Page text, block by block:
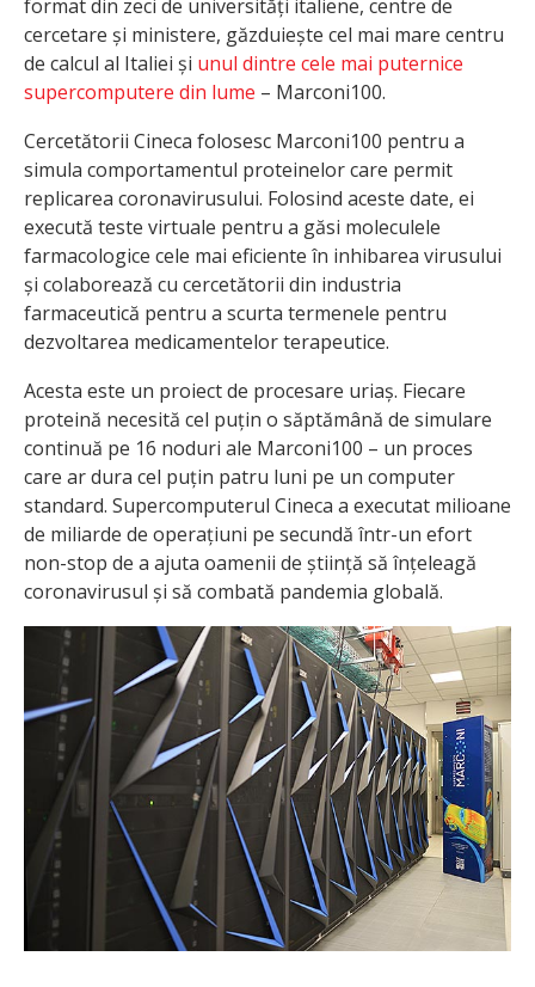
format din zeci de universități italiene, centre de
cercetare și ministere, găzduiește cel mai mare centru
de calcul al Italiei și unul dintre cele mai puternice
supercomputere din lume – Marconi100.
Cercetătorii Cineca folosesc Marconi100 pentru a
simula comportamentul proteinelor care permit
replicarea coronavirusului. Folosind aceste date, ei
execută teste virtuale pentru a găsi moleculele
farmacologice cele mai eficiente în inhibarea virusului
și colaborează cu cercetătorii din industria
farmaceutică pentru a scurta termenele pentru
dezvoltarea medicamentelor terapeutice.
Acesta este un proiect de procesare uriaș. Fiecare
proteină necesită cel puțin o săptămână de simulare
continuă pe 16 noduri ale Marconi100 – un proces
care ar dura cel puțin patru luni pe un computer
standard. Supercomputerul Cineca a executat milioane
de miliarde de operațiuni pe secundă într-un efort
non-stop de a ajuta oamenii de știință să înțeleagă
coronavirusul și să combată pandemia globală.